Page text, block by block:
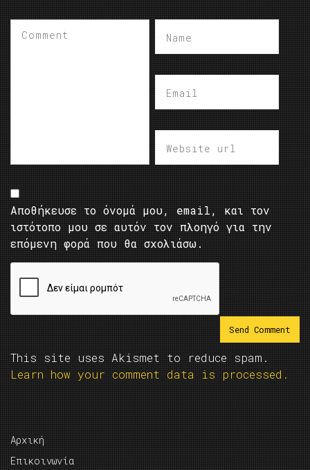
Αποθήκευσε το όνομά μου, email, και τον
ιστότοπο μου σε αυτόν τον πλοηγό για την
επόμενη φορά που θα σχολιάσω.
This site uses Akismet to reduce spam.
Learn how your comment data is processed.
Αρχική
Επικοινωνία